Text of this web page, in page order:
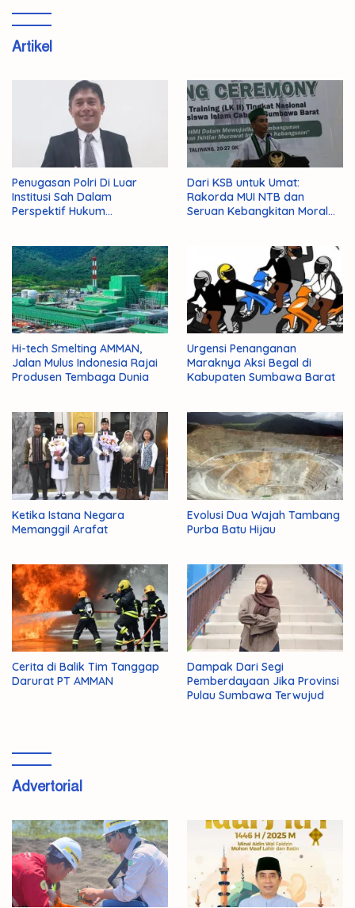
Artikel
Penugasan Polri Di Luar
Institusi Sah Dalam
Perspektif Hukum
Dari KSB untuk Umat:
Rakorda MUI NTB dan
Seruan Kebangkitan Moral
Hi-tech Smelting AMMAN,
Jalan Mulus Indonesia Rajai
Produsen Tembaga Dunia
Urgensi Penanganan
Maraknya Aksi Begal di
Kabupaten Sumbawa Barat
Ketika Istana Negara
Memanggil Arafat
Evolusi Dua Wajah Tambang
Purba Batu Hijau
Cerita di Balik Tim Tanggap
Darurat PT AMMAN
Dampak Dari Segi
Pemberdayaan Jika Provinsi
Pulau Sumbawa Terwujud
Advertorial